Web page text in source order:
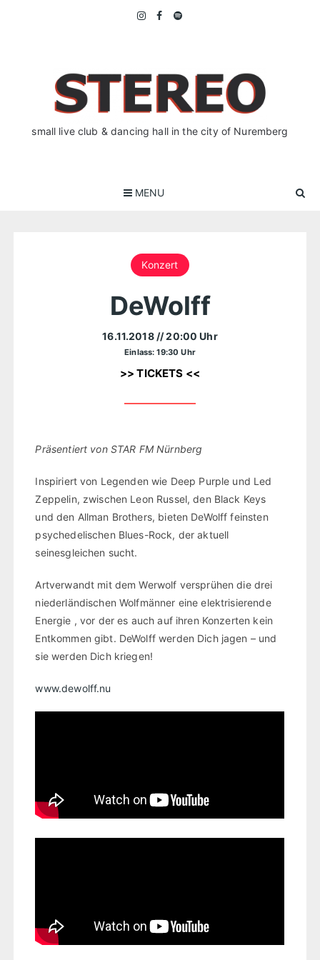
small live club & dancing hall in the city of Nuremberg
MENU
Konzert
DeWolff
16.11.2018 // 20:00 Uhr
Einlass: 19:30 Uhr
>> TICKETS <<
Präsentiert von STAR FM Nürnberg
Inspiriert von Legenden wie Deep Purple und Led
Zeppelin, zwischen Leon Russel, den Black Keys
und den Allman Brothers, bieten DeWolff feinsten
psychedelischen Blues-Rock, der aktuell
seinesgleichen sucht.
Artverwandt mit dem Werwolf versprühen die drei
niederländischen Wolfmänner eine elektrisierende
Energie , vor der es auch auf ihren Konzerten kein
Entkommen gibt. DeWolff werden Dich jagen – und
sie werden Dich kriegen!
www.dewolff.nu